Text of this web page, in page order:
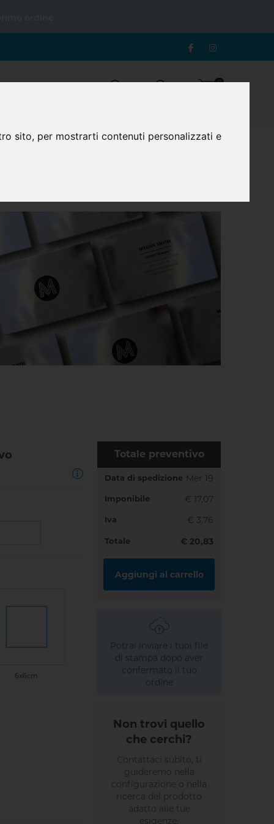
sito, per mostrarti contenuti personalizzati e
0
6x6cm
Totale preventivo
Data di spedizione Mer 19
Imponibile € 17,07
Iva € 3,76
Totale € 20,83
Aggiungi al carrello
Potrai inviare i tuoi file
di stampa dopo aver
confermato il tuo
ordine
Non trovi quello
che cerchi?
Contattaci subito, ti
guideremo nella
configurazione o nella
ricerca del prodotto
adatto alle tue
esigenze.